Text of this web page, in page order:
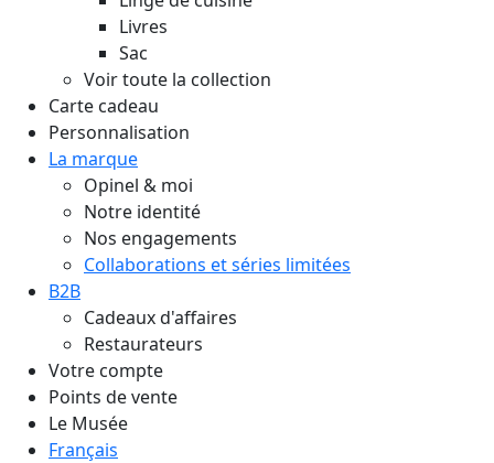
Livres
Sac
Voir toute la collection
Carte cadeau
Personnalisation
La marque
Opinel & moi
Notre identité
Nos engagements
Collaborations et séries limitées
B2B
Cadeaux d'affaires
Restaurateurs
Votre compte
Points de vente
Le Musée
Français